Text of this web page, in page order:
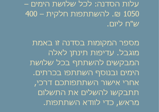
עלות הסדנה: לכל שלושת הימים –
1050 ₪. להשתתפות חלקית – 400
ש"ח ליום.
מספר המקומות בסדנה זו באמת
מוגבל. עדיפות תינתן לאלה
המבקשים להשתתף בכל שלושת
הימים ובנוסף השתתפו בכרתים.
אחרי אישור השתתפותכם דרכי,
תתבקשו להשלים את התשלום
מראש, כדי לוודא השתתפות.